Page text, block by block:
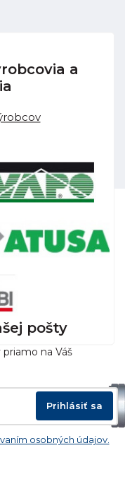
a
pošty
na Váš
Prihlásiť sa
osobných údajov.